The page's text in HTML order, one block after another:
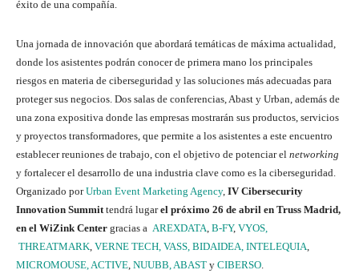
éxito de una compañía.
Una jornada de innovación que abordará temáticas de máxima actualidad,
donde los asistentes podrán conocer de primera mano los principales
riesgos en materia de ciberseguridad y las soluciones más adecuadas para
proteger sus negocios. Dos salas de conferencias, Abast y Urban, además de
una zona expositiva donde las empresas mostrarán sus productos, servicios
y proyectos transformadores, que permite a los asistentes a este encuentro
establecer reuniones de trabajo, con el objetivo de potenciar el networking
y fortalecer el desarrollo de una industria clave como es la ciberseguridad.
Organizado porUrban Event Marketing Agency, IV Cibersecurity
Innovation Summit tendrá lugarel próximo 26 de abril en Truss Madrid,
en el WiZink Center gracias a AREXDATA B-FY, VYOS,
THREATMARK VERNE TECH, VASS, BIDAIDEA, INTELEQUIA
MICROMOUSE, ACTIVE NUUBB, ABAST y CIBERSO